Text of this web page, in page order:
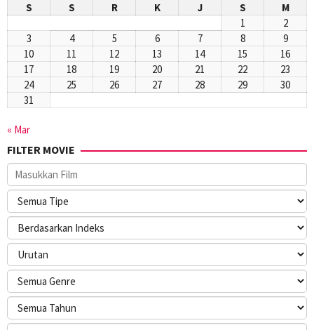
S
S R K J S
M
1
2
3
4 5 6 7 8
9
10
11 12 13 14 15
16
17
18 19 20 21 22
23
24
25 26 27 28 29
30
31
« Mar
FILTER MOVIE